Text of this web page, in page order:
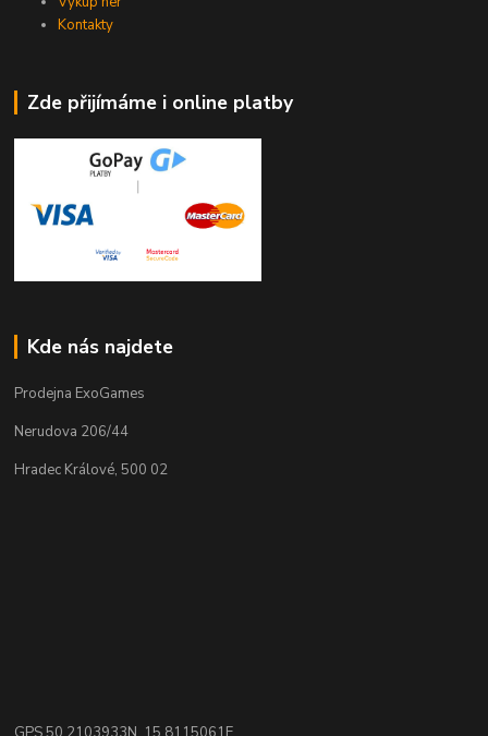
Kontakty
Zde přijímáme i online platby
Kde nás najdete
Prodejna ExoGames
Nerudova 206/44
Hradec Králové, 500 02